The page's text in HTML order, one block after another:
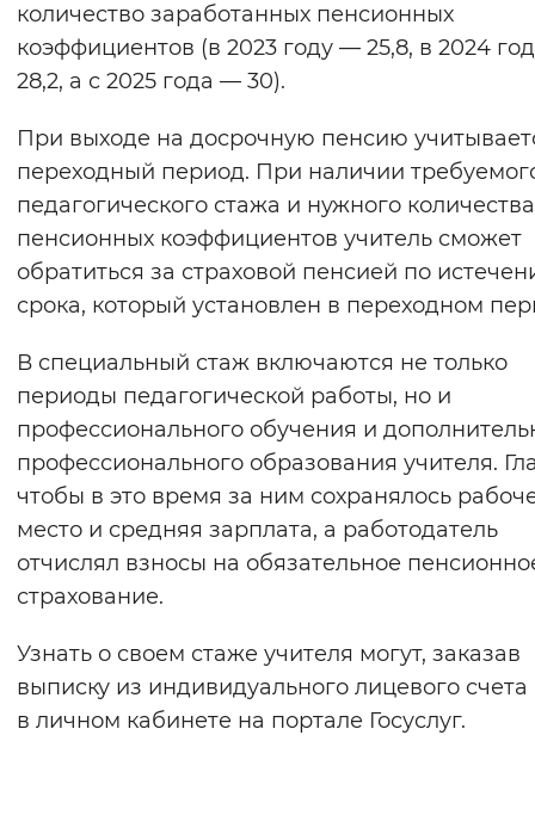
Воспроизвести Остановить
количество заработанных пенсионных
коэффициентов (в 2023 году — 25,8, в 2024
28,2, а с 2025 года — 30).
При выходе на досрочную пенсию
переходный период. При наличии
педагогического стажа и нужного количества
пенсионных коэффициентов учитель сможет
обратиться за страховой пенсией по
срока, который установлен в переходном
В специальный стаж включаются не только
периоды педагогической работы, но и
профессионального обучения и
профессионального образования учителя.
чтобы в это время за ним сохранялось
место и средняя зарплата, а работодатель
отчислял взносы на обязательное
страхование.
Узнать о своем стаже учителя могут, заказав
выписку из индивидуального лицевого
в личном кабинете на портале Госуслуг.